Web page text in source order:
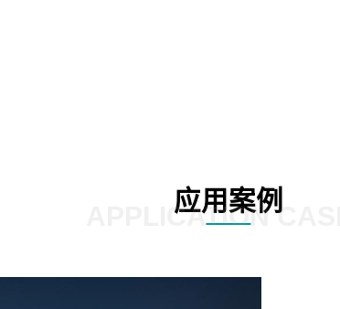
应用案例
APPLICATION